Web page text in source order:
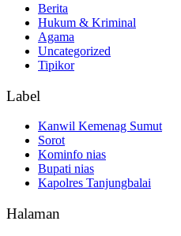
Berita
Hukum & Kriminal
Agama
Uncategorized
Tipikor
Label
Kanwil Kemenag Sumut
Sorot
Kominfo nias
Bupati nias
Kapolres Tanjungbalai
Halaman